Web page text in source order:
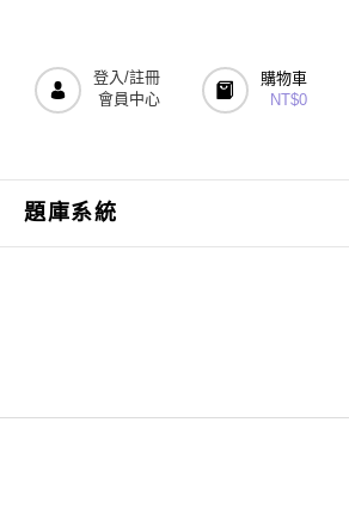
登入/註冊
會員中心
購物車
NT$0
題庫系統